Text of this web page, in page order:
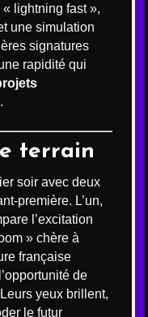
lightning fast »,
une simulation
signatures
rapidité qui
terrain
soir avec deux
première. L’un,
l’excitation
» chère à
française
de
yeux brillent,
le futur